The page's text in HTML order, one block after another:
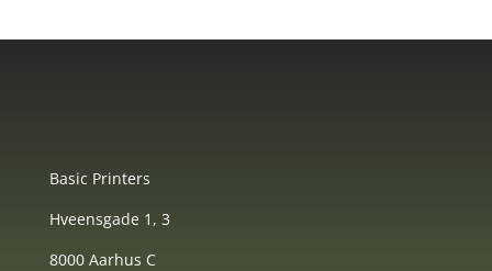
Basic Printers
Hveensgade 1, 3
8000 Aarhus C